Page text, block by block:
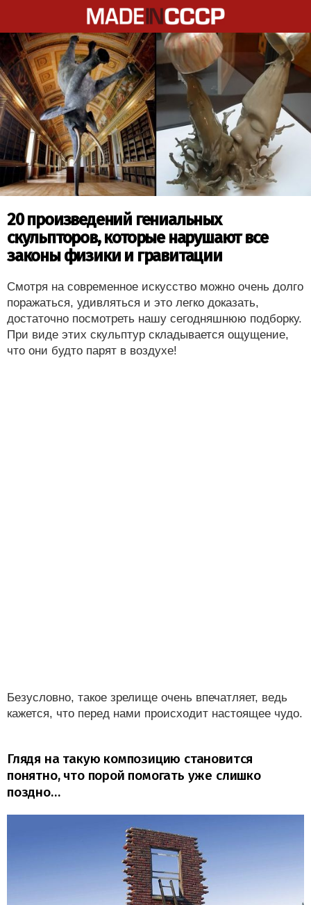
20 произведений гениальных
скульпторов, которые нарушают все
законы физики и гравитации
Смотря на современное искусство можно очень долго
поражаться, удивляться и это легко доказать,
достаточно посмотреть нашу сегодняшнюю подборку.
При виде этих скульптур складывается ощущение,
что они будто парят в воздухе!
Безусловно, такое зрелище очень впечатляет, ведь
кажется, что перед нами происходит настоящее чудо.
Глядя на такую композицию становится
понятно, что порой помогать уже слишко
поздно…